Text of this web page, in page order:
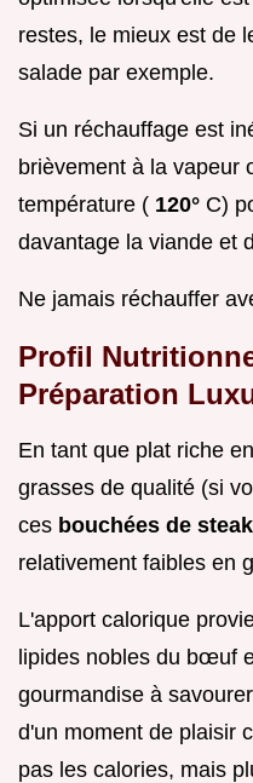
restes, le mieux est de
salade par exemple.
Si un réchauffage est
brièvement à la vapeur
température ( 120° C)
davantage la viande et
Ne jamais réchauffer
Profil
Préparation
En tant que plat riche
grasses de qualité (si
ces bouchées de
relativement faibles en
L'apport calorique
lipides nobles du bœuf
gourmandise à
d'un moment de plaisir
pas les calories, mais